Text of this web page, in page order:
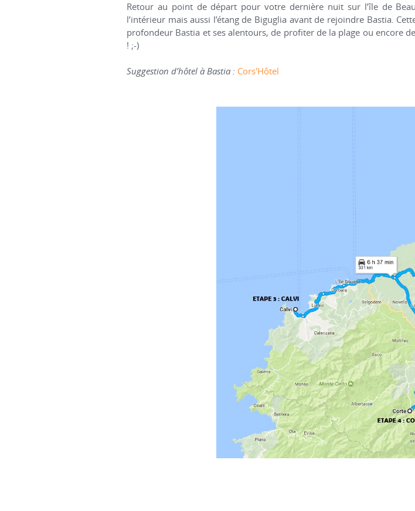
Retour au point de départ pour votre dernière nuit sur l’île de
l’intérieur mais aussi l’étang de Biguglia avant de rejoindre Bastia.
profondeur Bastia et ses alentours, de profiter de la plage ou encore
! ;-)
Suggestion d’hôtel à Bastia : Cors'Hôtel